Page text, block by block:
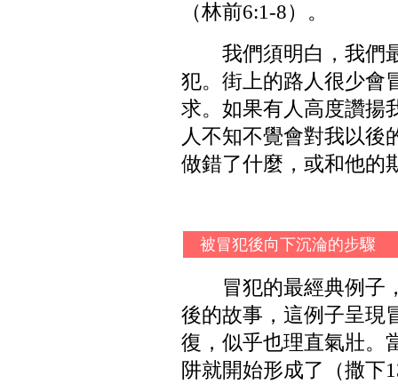
（林前6:1-8）。
我們須明白，我們
犯。街上的路人很少會
求。如果有人高度讚揚
人不知不覺會對我以後
做錯了什麼，或和他的
被冒犯後向下沉淪的步驟
冒犯的最經典例子
後的故事，這例子呈現
復，似乎也理直氣壯。
阱就開始形成了（撒下